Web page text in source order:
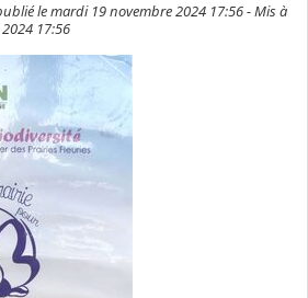
le mardi 19 novembre 2024 17:56 - Mis à
17:56